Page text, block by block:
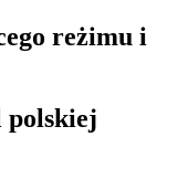
reżimu i
polskiej